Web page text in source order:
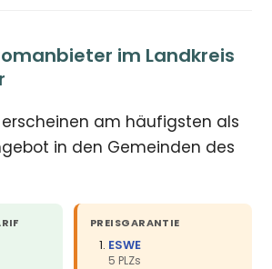
im Landkreis
erscheinen am häufigsten als
in den Gemeinden des
PREISGARANTIE
ESWE
5 PLZs